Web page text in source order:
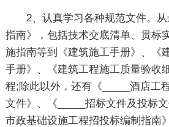
2、认真学习各种规范文件。
指南》，包括技术交底清单、贯标
施指南等到《建筑施工手册》、《
手册》、《建筑工程施工质量验收
程;除此以外，还有《_____酒店工
文件》、《_____招标文件及投标
市政基础设施工程招投标编制指南